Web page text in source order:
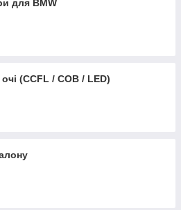
для BMW
(CCFL / COB / LED)